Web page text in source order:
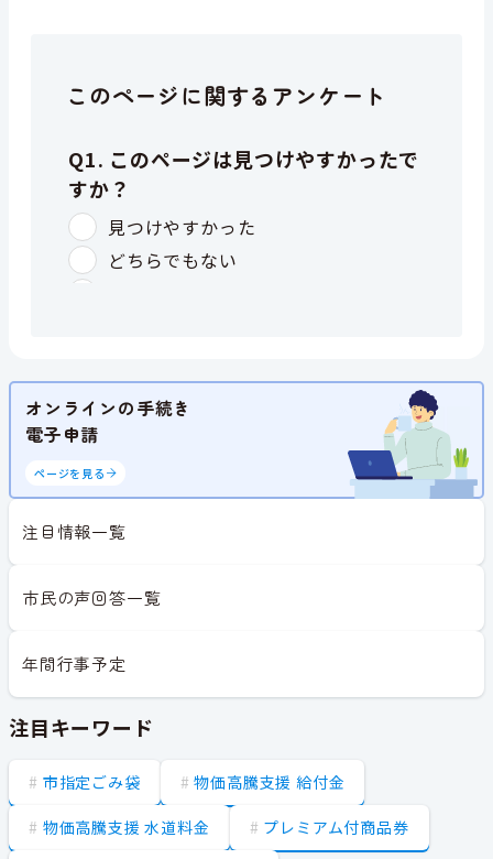
このページに関するアンケート
オンラインの手続き
電子申請
ページを見る
注目情報一覧
市民の声回答一覧
年間行事予定
注目キーワード
市指定ごみ袋 物価高騰支援 給付金
物価高騰支援 水道料金 プレミアム付商品券